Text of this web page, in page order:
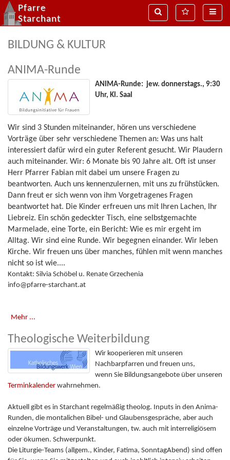
MenÃ¼
Suche
Pfarre
Starchant
BILDUNG & KULTUR
ANIMA-Runde
ANIMA-Runde: jew. donnerstags., 9:30
Uhr, Kl. Saal
Wir sind 3 Stunden miteinander, hören uns verschiedene
Vorträge über sehr verschiedene Themen an: Was uns halt
interessiert dafür wird ein guter Referent gesucht. Wir Plaudern
auch miteinander. Wir: 6 Monate bis 90 Jahre alt. Oft ist unser
Herr Pfarrer Fabian mit dabei um unsere Fragen zu
beantworten. Auch uns kennenzulernen, mit uns zu frühstücken.
Dann freut er sich wenn von ihm Vorgetragenes Fragen
beantwortet hat. Die Kinder erfreuen uns mit Ihren Lachen, Ihr
Liebreiz. Ein schön gedeckter Tisch, eine selbstgemachte
Marmelade, eine Torte, ein Bericht: Wie es mir ergeht im
Alltag. Wir sind eine Runde. Wir begegnen einander. Wir leben
Kirche. Wir freuen uns über manches, fühlen mit wenn manches
nicht so ist wie....
Kontakt: Silvia Schöbel u. Renate Grzechenia
info@pfarre-starchant.at
Mehr ...
Theologische Weiterbildung
Wir kooperieren mit unseren
Nachbarpfarren und freuen uns,
wenn Sie Bildungsangebote über unseren
Terminkalender wahrnehmen.
Aktuell gibt es in Starchant regelmäßig theolog. Inputs in den Anima-
Runden, die montalichen Bibel- und Glaubensgespräche, aber auch
einzelne Vorträge und Veranstaltungen, tw. auch mit interreligiösem
oder ökumen. Schwerpunkt.
Die Liturgie-Teams (allgem., Kinder, Fatima, SonntagAbend) sind offen